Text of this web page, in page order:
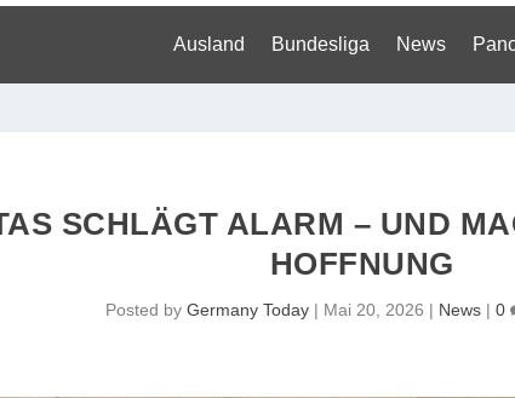
Ausland Bundesliga News
SCHLÄGT ALARM – UND
HOFFNUNG
Posted by Germany Today| Mai 20, 2026 | News| 0